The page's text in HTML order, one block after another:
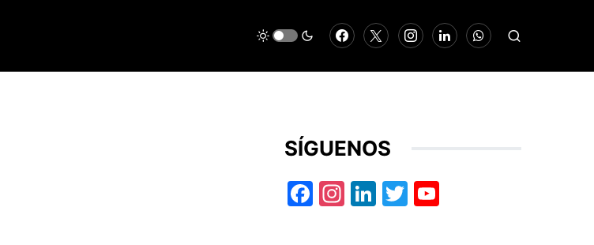
SÍGUENOS
Facebook
Instagram
LinkedIn
Twitter